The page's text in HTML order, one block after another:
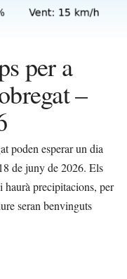
per a
–
poden esperar un dia
de juny de 2026. Els
haurà precipitacions, per
seran benvinguts